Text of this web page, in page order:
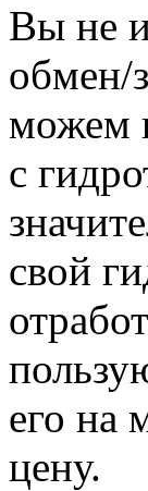
Вы не
обмен/
можем
с
свой
его на
цену.